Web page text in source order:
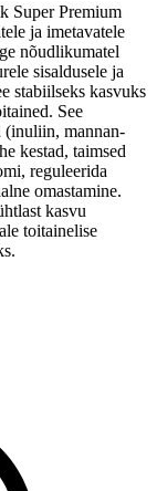
Super Premium
ja imetavatele
nõudlikumatel
sisaldusele ja
stabiilseks kasvuks
See
(inuliin, mannan-
kestad, taimsed
reguleerida
omastamine.
kasvu
toitainelise